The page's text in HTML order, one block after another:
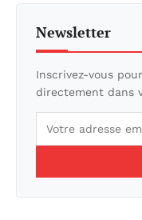
Newsletter
Inscrivez-vous
directement dans